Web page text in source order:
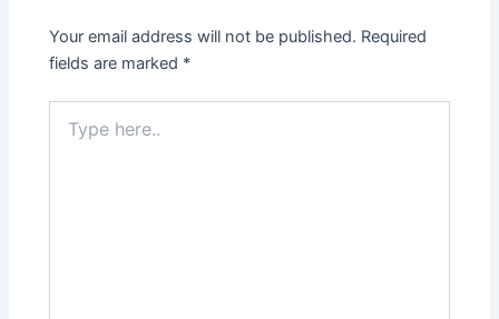
Your email address will not be published. Required
fields are marked *
here..